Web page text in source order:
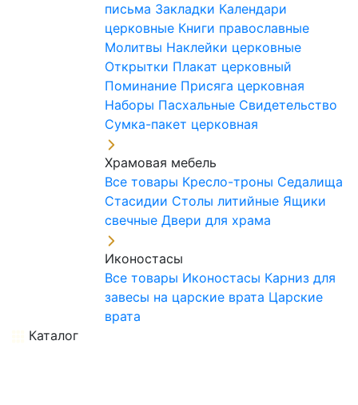
письма Закладки Календари
церковные Книги православные
Молитвы Наклейки церковные
Открытки Плакат церковный
Поминание Присяга церковная
Наборы Пасхальные Свидетельство
Сумка-пакет церковная
Храмовая мебель
Все товары Кресло-троны Седалища
Стасидии Столы литийные Ящики
свечные Двери для храма
Иконостасы
Все товары Иконостасы Карниз для
завесы на царские врата Царские
врата
Каталог